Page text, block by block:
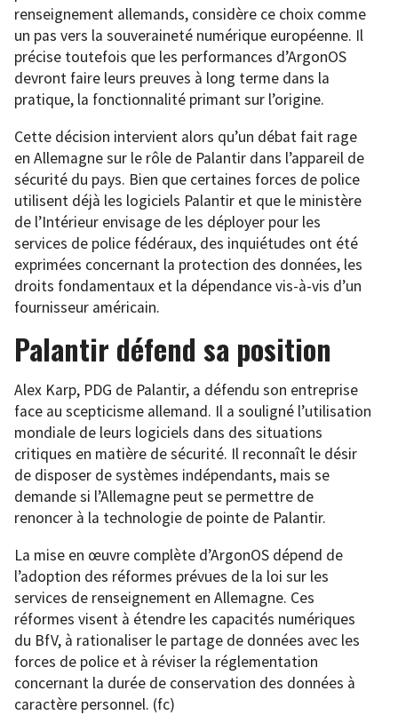
renseignement allemands, considère ce choix comme
un pas vers la souveraineté numérique européenne. Il
précise toutefois que les performances d’ArgonOS
devront faire leurs preuves à long terme dans la
pratique, la fonctionnalité primant sur l’origine.
Cette décision intervient alors qu’un débat fait rage
en Allemagne sur le rôle de Palantir dans l’appareil de
sécurité du pays. Bien que certaines forces de police
utilisent déjà les logiciels Palantir et que le ministère
de l’Intérieur envisage de les déployer pour les
services de police fédéraux, des inquiétudes ont été
exprimées concernant la protection des données, les
droits fondamentaux et la dépendance vis-à-vis d’un
fournisseur américain.
Palantir défend sa position
Alex Karp, PDG de Palantir, a défendu son entreprise
face au scepticisme allemand. Il a souligné l’utilisation
mondiale de leurs logiciels dans des situations
critiques en matière de sécurité. Il reconnaît le désir
de disposer de systèmes indépendants, mais se
demande si l’Allemagne peut se permettre de
renoncer à la technologie de pointe de Palantir.
La mise en œuvre complète d’ArgonOS dépend de
l’adoption des réformes prévues de la loi sur les
services de renseignement en Allemagne. Ces
réformes visent à étendre les capacités numériques
du BfV, à rationaliser le partage de données avec les
forces de police et à réviser la réglementation
concernant la durée de conservation des données à
caractère personnel. (fc)